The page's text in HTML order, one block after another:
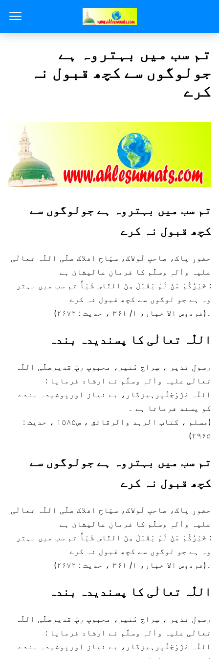
تم سب میں بہتروہ ہے
جولوگوں سے کچھ قبول نہ
کرے
تم سب میں بہتروہ ہے جولوگوں سے
کچھ قبول نہ کرے
حضورِ پاک، صاحبِ لَولاک، سیّاحِ افلاک صلَّی اللّٰہ تعالٰی
علیہ واٰلہٖ وسلَّم کا فرمانِ عالیشان ہے
: خَیْرُکُمْ مَنْ لَمْ یَقْبَلْ مِنَ النَّاسِ شَیْأً تم سب میں بہتر
وہ ہے جو لوگوں سے کچھ قبول نہ کرے
۔(فردوس الا خبار، ۱/ ۳۶۱ ، حدیث : ۲۶۷۲)
اللّٰہ تعالٰی کا پسندیدہ بندہ
رسولِ نذیر ، سِراجِ مُنیر، محبوبِ ربِّ قدیرصلَّی اللّٰہ
تعالٰی علیہ واٰلہٖ وسلَّم نے ارشاد فرمایا :
اللّٰہ عَزَّوَجَلَّپرہیزگار، بے نیاز اورپوشیدہ بندے
کو پسند فرماتا ہے ۔
(مسلم ، کتاب الزہد والرقائق ، ص۱۵۸۵ ، حدیث :
۲۹۶۵)
تم سب میں بہتروہ ہے جولوگوں سے
کچھ قبول نہ کرے
حضورِ پاک، صاحبِ لَولاک، سیّاحِ افلاک صلَّی اللّٰہ تعالٰی
علیہ واٰلہٖ وسلَّم کا فرمانِ عالیشان ہے
: خَیْرُکُمْ مَنْ لَمْ یَقْبَلْ مِنَ النَّاسِ شَیْأً تم سب میں بہتر
وہ ہے جو لوگوں سے کچھ قبول نہ کرے
۔(فردوس الا خبار، ۱/ ۳۶۱ ، حدیث : ۲۶۷۲)
اللّٰہ تعالٰی کا پسندیدہ بندہ
رسولِ نذیر ، سِراجِ مُنیر، محبوبِ ربِّ قدیرصلَّی اللّٰہ
تعالٰی علیہ واٰلہٖ وسلَّم نے ارشاد فرمایا :
اللّٰہ عَزَّوَجَلَّپرہیزگار، بے نیاز اورپوشیدہ بندے